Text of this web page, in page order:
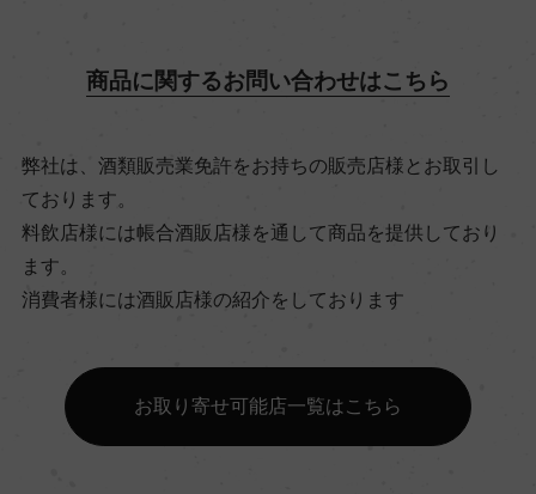
ビオ情報・認証機関
ビオロジック, Agriculture Biologique
有機JAS認証
ー
コンクール入賞歴
商品に関するお問い合わせはこちら
弊社は、酒類販売業免許をお持ちの販売店様とお取引し
ております。
料飲店様には帳合酒販店様を通して商品を提供しており
ます。
消費者様には酒販店様の紹介をしております
お取り寄せ可能店一覧はこちら